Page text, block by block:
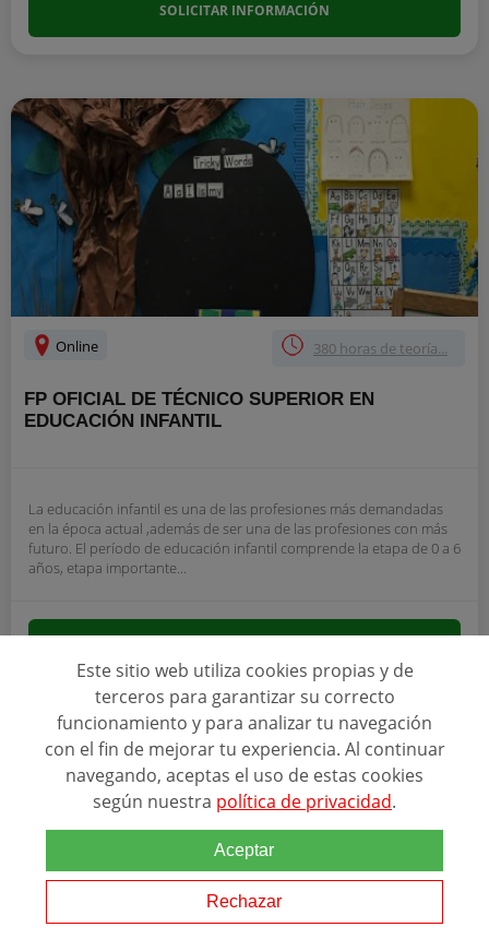
SOLICITAR INFORMACIÓN
Online 380 horas de teoría...
FP OFICIAL DE TÉCNICO SUPERIOR EN
EDUCACIÓN INFANTIL
La educación infantil es una de las profesiones más demandadas
en la época actual ,además de ser una de las profesiones con más
futuro. El período de educación infantil comprende la etapa de 0 a 6
años, etapa importante...
Este sitio web utiliza cookies propias y de
terceros para garantizar su correcto
funcionamiento y para analizar tu navegación
con el fin de mejorar tu experiencia. Al continuar
navegando, aceptas el uso de estas cookies
según nuestra política de privacidad.
Aceptar
Rechazar